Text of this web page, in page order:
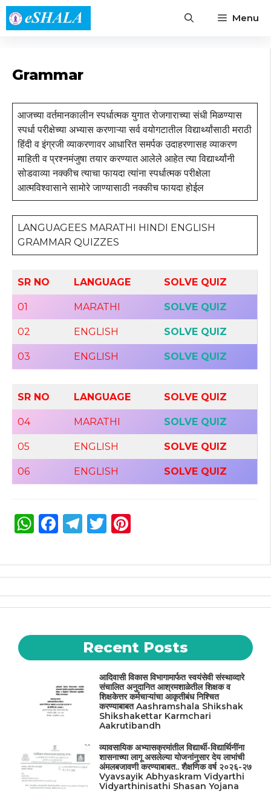
Skip
to
Menu
Grammar
आजच्या वर्तमानकालीन स्पर्धात्मक युगात रोजगाराच्या संधी मिळण्यास
स्पर्धा परीक्षेच्या अभ्यास करणाऱ्या सर्व वयोगटातील विद्यार्थ्यांसाठी मराठी
हिंदी व इंग्रजी व्याकरणावर आधारित समर्पक उदाहरणासह व्याकरण
माहिती व प्रश्नमंजुषा तयार करण्यात आलेले आहेत त्या विद्यार्थ्यांनी
सोडवाव्या नक्कीच त्याचा फायदा त्यांना स्पर्धात्मक परीक्षेला
आत्मविश्वासाने सामोरे जाण्यासाठी नक्कीच फायदा होईल
LANGUAGEES MARATHI HINDI ENGLISH
GRAMMAR QUIZZES
SR NO LANGUAGE SOLVE QUIZ
01 MARATHI SOLVE QUIZ
02 ENGLISH SOLVE QUIZ
03 ENGLISH SOLVE QUIZ
SR NO LANGUAGE SOLVE QUIZ
04 MARATHI SOLVE QUIZ
05 ENGLISH SOLVE QUIZ
06 ENGLISH SOLVE QUIZ
W
ts
A
p
F
e
b
o
k
T
g
ra
T
te
r
re
st
Recent Posts
आदिवासी विकास विभागामार्फत स्वयंसेवी संस्थाव्दारे
संचालित अनुदानित आश्रमशाळेतील शिक्षक व
शिक्षकेत्तर कर्मचाऱ्यांचा आकृतीबंध निश्चित
करण्याबाबत Aashramshala Shikshak
Shikshakettar Karmchari
Aakrutibandh
व्यावसायिक अभ्यासक्रमांतील विद्यार्थी-विद्यार्थिनींना
शासनाच्या लागू असलेल्या योजनांनुसार देय लाभांची
अंमलबजावणी करण्याबाबत.. शैक्षणिक वर्ष २०२६-२७
Vyavsayik Abhyaskram Vidyarthi
Vidyarthinisathi Shasan Yojana